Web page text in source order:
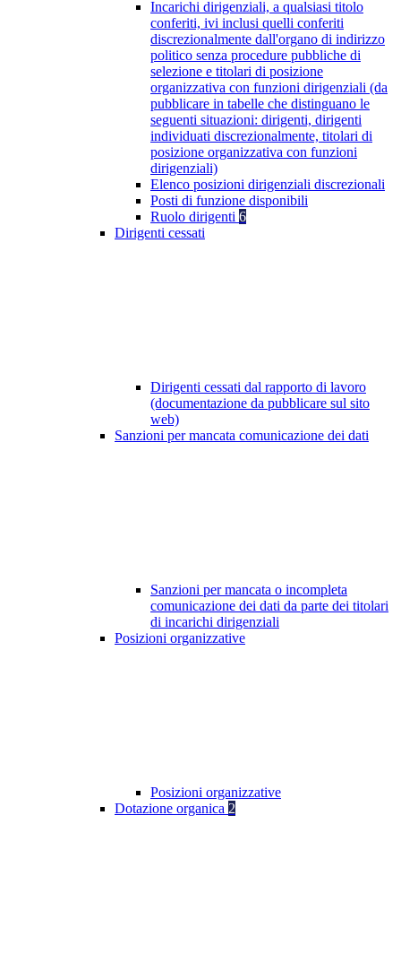
Incarichi dirigenziali, a qualsiasi titolo
conferiti, ivi inclusi quelli conferiti
discrezionalmente dall'organo di indirizzo
politico senza procedure pubbliche di
selezione e titolari di posizione
organizzativa con funzioni dirigenziali (da
pubblicare in tabelle che distinguano le
seguenti situazioni: dirigenti, dirigenti
individuati discrezionalmente, titolari di
posizione organizzativa con funzioni
dirigenziali)
Elenco posizioni dirigenziali discrezionali
Posti di funzione disponibili
Ruolo dirigenti 6
Dirigenti cessati
Dirigenti cessati dal rapporto di lavoro
(documentazione da pubblicare sul sito
web)
Sanzioni per mancata comunicazione dei dati
Sanzioni per mancata o incompleta
comunicazione dei dati da parte dei titolari
di incarichi dirigenziali
Posizioni organizzative
Posizioni organizzative
Dotazione organica 2